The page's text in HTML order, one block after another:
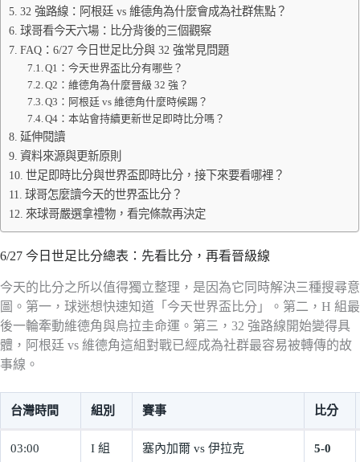
32 強路線：阿根廷 vs 維德角為什麼會成為社群焦點？
球哥看今天六場：比分背後的三個觀察
FAQ：6/27 今日世足比分與 32 強常見問題
Q1：今天世界盃比分有哪些？
Q2：維德角為什麼晉級 32 強？
Q3：阿根廷 vs 維德角什麼時候踢？
Q4：本站會持續更新世足即時比分嗎？
延伸閱讀
資料來源與更新原則
世足即時比分與世界盃即時比分，接下來要看哪裡？
球哥怎麼讀今天的世界盃比分？
來球哥嚴選拿禮物，看完條款再決定
6/27 今日世足比分總表：先看比分，再看晉級線
今天的比分之所以值得獨立整理，是因為它同時解決三種搜尋意
圖。第一，球迷想快速知道「今天世界盃比分」。第二，H 組最
後一輪牽動維德角與烏拉圭命運。第三，32 強路線開始變得具
體，阿根廷 vs 維德角這組對戰已經成為社群最容易被轉傳的故
事線。
台灣時間 組別 賽事 比分
03:00 I 組 塞內加爾 vs 伊拉克 5-0